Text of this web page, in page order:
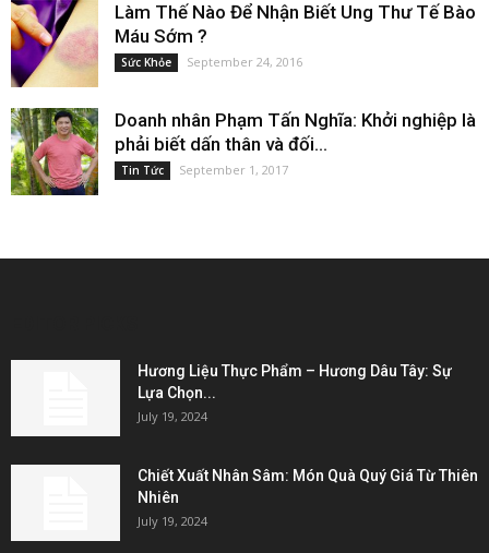
Làm Thế Nào Để Nhận Biết Ung Thư Tế Bào
Máu Sớm ?
Sức Khỏe September 24, 2016
Doanh nhân Phạm Tấn Nghĩa: Khởi nghiệp là
phải biết dấn thân và đối...
Tin Tức September 1, 2017
Hương Liệu Thực Phẩm – Hương Dâu Tây: Sự
Lựa Chọn...
July 19, 2024
Chiết Xuất Nhân Sâm: Món Quà Quý Giá Từ Thiên
Nhiên
July 19, 2024